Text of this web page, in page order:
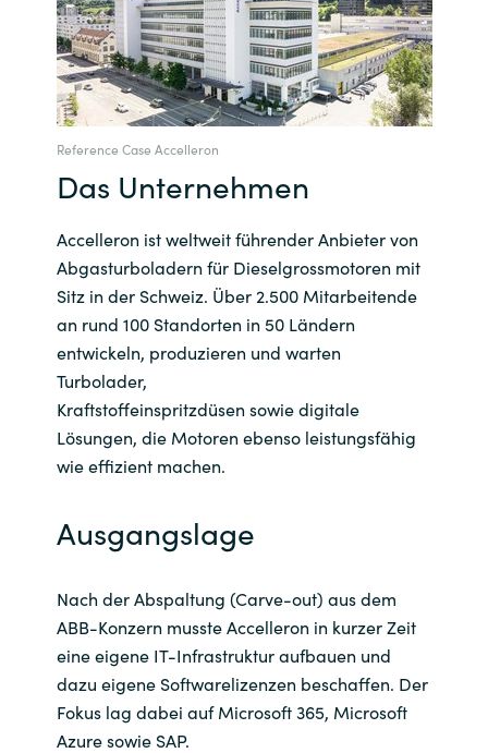
Finland
France
Germany
Hungary
Iceland
India
Indonesia
Kingdom of Saudi Arabia
Kuwait
Malaysia
Middle East
Reference Case Accelleron
Das Unternehmen
Accelleron ist weltweit führender Anbieter von
Abgasturboladern für Dieselgrossmotoren mit
Sitz in der Schweiz. Über 2.500 Mitarbeitende
an rund 100 Standorten in 50 Ländern
entwickeln, produzieren und warten
Turbolader,
Kraftstoffeinspritzdüsen sowie digitale
Lösungen, die Motoren ebenso leistungsfähig
wie effizient machen.
Ausgangslage
Nach der Abspaltung (Carve-out) aus dem
ABB-Konzern musste Accelleron in kurzer Zeit
eine eigene IT-Infrastruktur aufbauen und
dazu eigene Softwarelizenzen beschaffen. Der
Fokus lag dabei auf Microsoft 365, Microsoft
Azure sowie SAP.